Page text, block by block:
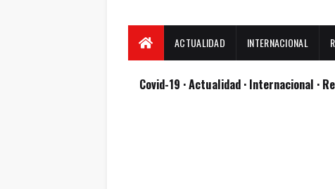
ACTUALIDAD INTERNACIONAL
Covid-19 · Actualidad · Internacional ·